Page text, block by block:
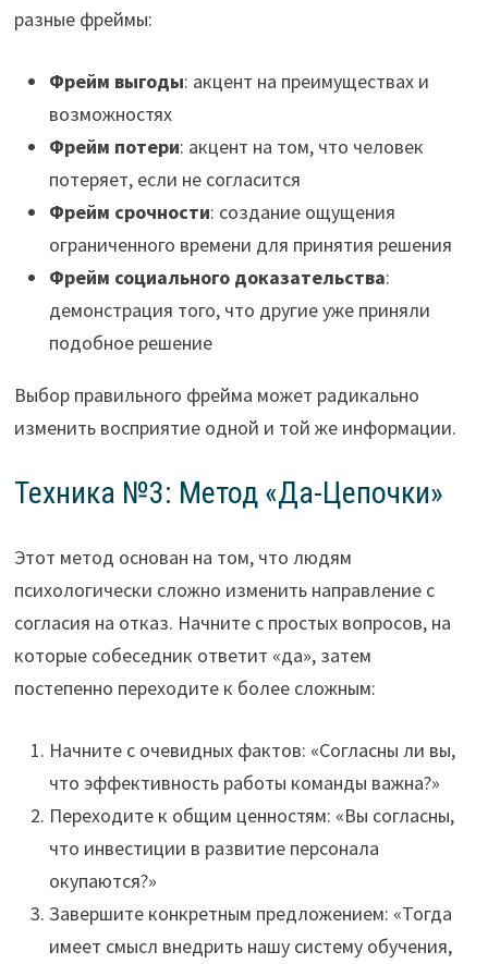
разные фреймы:
Фрейм выгоды: акцент на преимуществах и
возможностях
Фрейм потери: акцент на том, что человек
потеряет, если не согласится
Фрейм срочности: создание ощущения
ограниченного времени для принятия решения
Фрейм социального доказательства:
демонстрация того, что другие уже приняли
подобное решение
Выбор правильного фрейма может радикально
изменить восприятие одной и той же информации.
Техника №3: Метод «Да-Цепочки»
Этот метод основан на том, что людям
психологически сложно изменить направление с
согласия на отказ. Начните с простых вопросов, на
которые собеседник ответит «да», затем
постепенно переходите к более сложным:
Начните с очевидных фактов: «Согласны ли вы,
что эффективность работы команды важна?»
Переходите к общим ценностям: «Вы согласны,
что инвестиции в развитие персонала
окупаются?»
Завершите конкретным предложением: «Тогда
имеет смысл внедрить нашу систему обучения,